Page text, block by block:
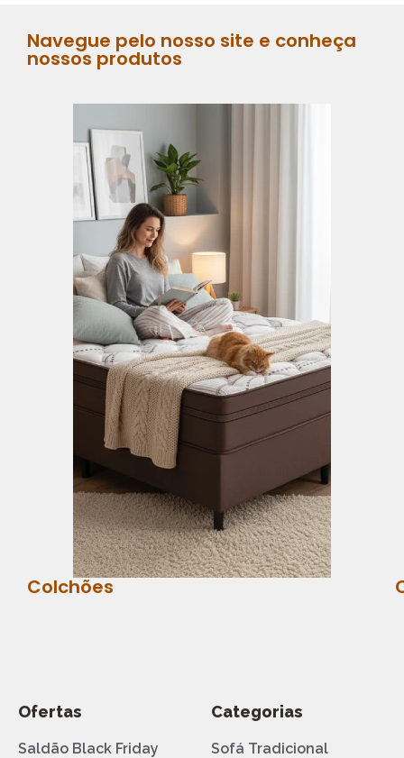
Navegue pelo nosso site e conheça
nossos produtos
Colchões
Ofertas
Saldão Black Friday
Categorias
Sofá Tradicional